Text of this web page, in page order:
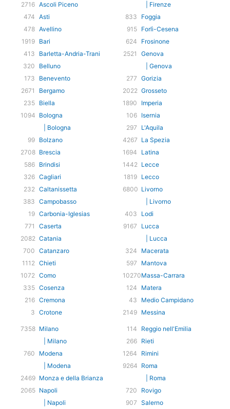
2716 Ascoli Piceno
474 Asti
478 Avellino
1919 Bari
413
Barletta-Andria-Trani
320
Belluno
173
Benevento
2671
Bergamo
235 Biella
1094 Bologna
| Bologna
99 Bolzano
2708 Brescia
586 Brindisi
326 Cagliari
232 Caltanissetta
383 Campobasso
19 Carbonia-Iglesias
771
Caserta
2082 Catania
700 Catanzaro
1112 Chieti
1072 Como
335 Cosenza
216 Cremona
3 Crotone
| Firenze
833
Foggia
915 Forlì-Cesena
624
Frosinone
2521
Genova
| Genova
277 Gorizia
2022 Grosseto
1890
Imperia
106 Isernia
297
L'Aquila
4267 La Spezia
1694
Latina
1442 Lecce
1819 Lecco
6800 Livorno
| Livorno
403
Lodi
9167
Lucca
| Lucca
324
Macerata
597
Mantova
10270Massa-Carrara
124
Matera
43
Medio Campidano
2149 Messina
7358 Milano
| Milano
760
Modena
| Modena
2469 Monza e della Brianza
2065 Napoli
| Napoli
114
Reggio nell'Emilia
266 Rieti
1264
Rimini
9264 Roma
| Roma
720
Rovigo
907 Salerno